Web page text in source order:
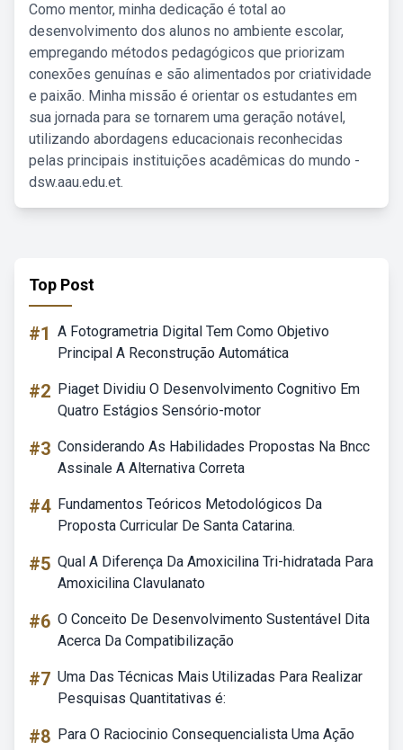
Como mentor, minha dedicação é total ao
desenvolvimento dos alunos no ambiente escolar,
empregando métodos pedagógicos que priorizam
conexões genuínas e são alimentados por criatividade
e paixão. Minha missão é orientar os estudantes em
sua jornada para se tornarem uma geração notável,
utilizando abordagens educacionais reconhecidas
pelas principais instituições acadêmicas do mundo -
dsw.aau.edu.et.
Top Post
#1 A Fotogrametria Digital Tem Como Objetivo
Principal A Reconstrução Automática
#2 Piaget Dividiu O Desenvolvimento Cognitivo Em
Quatro Estágios Sensório-motor
#3 Considerando As Habilidades Propostas Na Bncc
Assinale A Alternativa Correta
#4 Fundamentos Teóricos Metodológicos Da
Proposta Curricular De Santa Catarina.
#5 Qual A Diferença Da Amoxicilina Tri-hidratada Para
Amoxicilina Clavulanato
#6 O Conceito De Desenvolvimento Sustentável Dita
Acerca Da Compatibilização
#7 Uma Das Técnicas Mais Utilizadas Para Realizar
Pesquisas Quantitativas é:
#8 Para O Raciocinio Consequencialista Uma Ação